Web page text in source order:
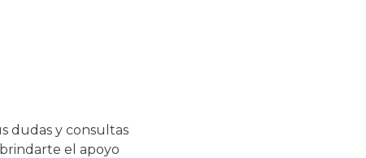
dudas y consultas
el apoyo